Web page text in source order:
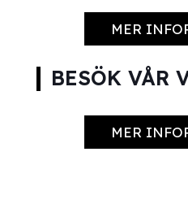
MER
BESÖK VÅR
MER